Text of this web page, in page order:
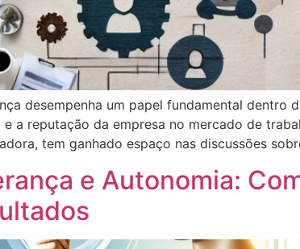
desempenha um papel fundamental dentro
e a reputação da empresa no mercado de
tem ganhado espaço nas discussões
e Autonomia: